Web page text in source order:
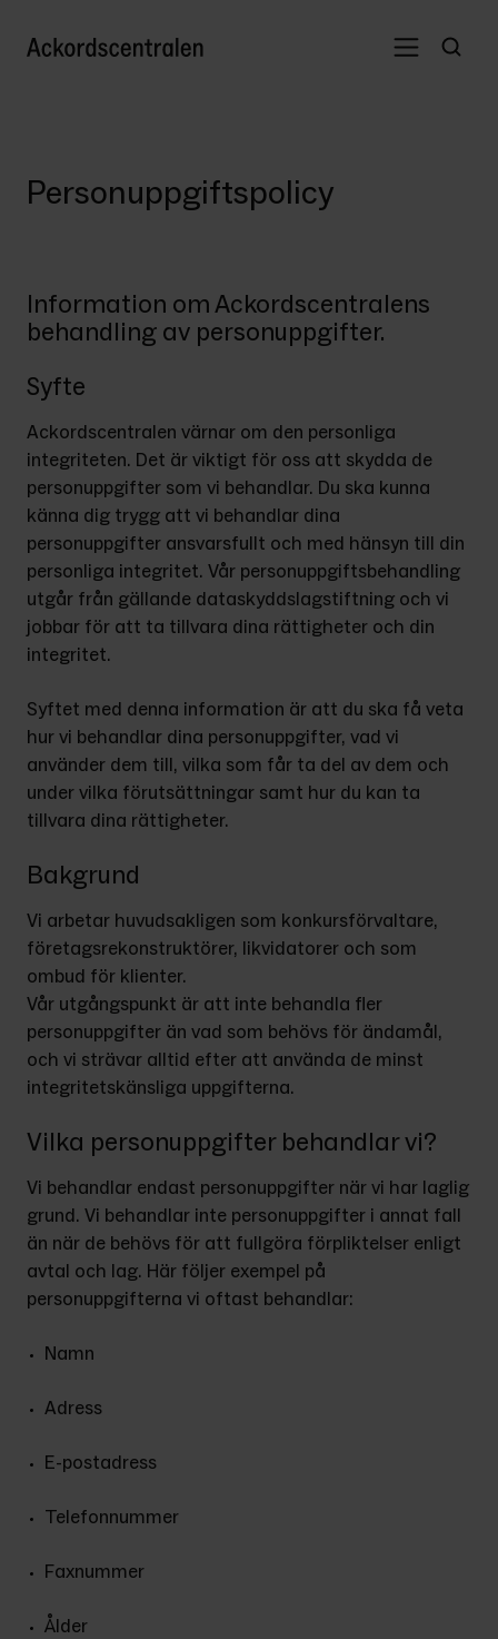
Personuppgiftspolicy
Information om Ackordscentralens
behandling av personuppgifter.
Syfte
Ackordscentralen värnar om den personliga
integriteten. Det är viktigt för oss att skydda de
personuppgifter som vi behandlar. Du ska kunna
känna dig trygg att vi behandlar dina
personuppgifter ansvarsfullt och med hänsyn till din
personliga integritet. Vår personuppgiftsbehandling
utgår från gällande dataskyddslagstiftning och vi
jobbar för att ta tillvara dina rättigheter och din
integritet.
Syftet med denna information är att du ska få veta
hur vi behandlar dina personuppgifter, vad vi
använder dem till, vilka som får ta del av dem och
under vilka förutsättningar samt hur du kan ta
tillvara dina rättigheter.
Bakgrund
Vi arbetar huvudsakligen som konkursförvaltare,
företagsrekonstruktörer, likvidatorer och som
ombud för klienter.
Vår utgångspunkt är att inte behandla fler
personuppgifter än vad som behövs för ändamål,
och vi strävar alltid efter att använda de minst
integritetskänsliga uppgifterna.
Vilka personuppgifter behandlar vi?
Vi behandlar endast personuppgifter när vi har laglig
grund. Vi behandlar inte personuppgifter i annat fall
än när de behövs för att fullgöra förpliktelser enligt
avtal och lag. Här följer exempel på
personuppgifterna vi oftast behandlar:
Namn
Adress
E-postadress
Telefonnummer
Faxnummer
Ålder